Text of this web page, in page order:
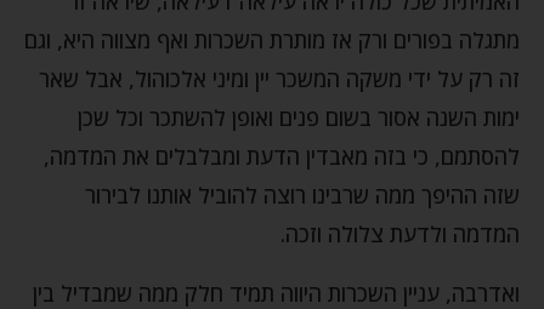
מתגלה בפורים ורק אז מותרת השכרות ואף מצווה היא, וגם
זה רק על ידי משקה המשכר יין ומיני אלכוהול, אבל שאר
ימות השנה אסור בשום פנים ואופן להשתכר וכל שכן
להסתמם, כי בזה מאבדין הדעת ומבלבלים את המדמה,
שזה ההיפך ממה שרבינו רוצה להוביל אותנו לבירור
המדמה ולדעת צלולה וזכה.
ואדרבה, עניין השכרות היווה תמיד חלק ממה שמבדיל בין